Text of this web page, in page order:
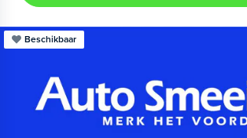
Beschikbaar